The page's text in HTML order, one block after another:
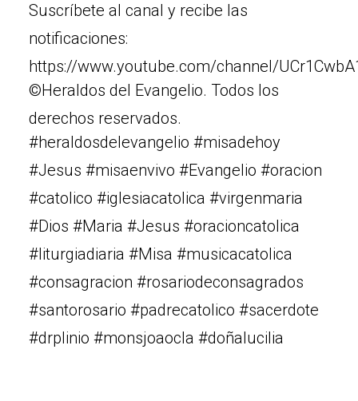
Suscríbete al canal y recibe las
notificaciones:
https://www.youtube.com/channel/
©Heraldos del Evangelio. Todos los
derechos reservados.
#heraldosdelevangelio #misadehoy
#Jesus #misaenvivo #Evangelio #oracion
#catolico #iglesiacatolica #virgenmaria
#Dios #Maria #Jesus #oracioncatolica
#liturgiadiaria #Misa #musicacatolica
#consagracion #rosariodeconsagrados
#santorosario #padrecatolico #sacerdote
#drplinio #monsjoaocla #doñalucilia